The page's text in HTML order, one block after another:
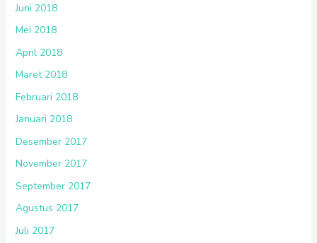
Juni 2018
Mei 2018
April 2018
Maret 2018
Februari 2018
Januari 2018
Desember 2017
November 2017
September 2017
Agustus 2017
Juli 2017